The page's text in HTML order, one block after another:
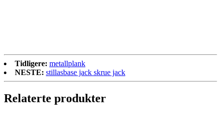
Tidligere: metallplank
NESTE: stillasbase jack skrue jack
Relaterte produkter